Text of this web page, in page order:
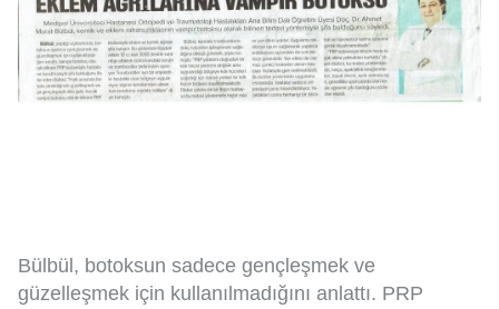
Bülbül, botoksun sadece gençleşmek ve
güzelleşmek için kullanılmadığını anlattı. PRP